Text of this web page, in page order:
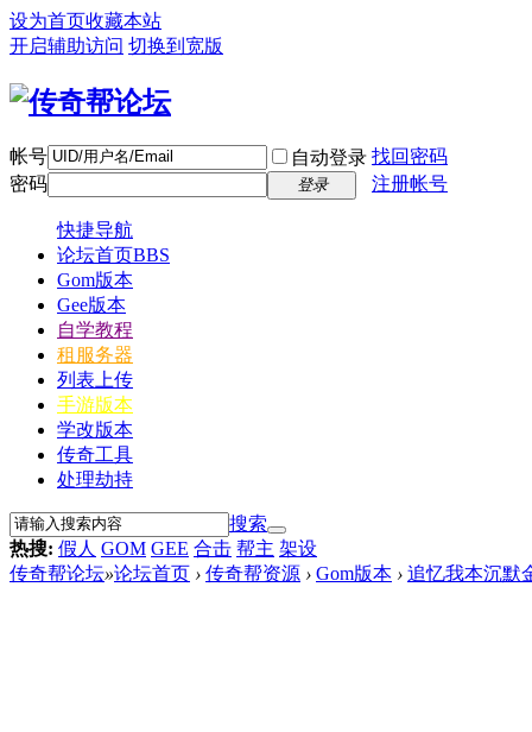
设为首页收藏本站
开启辅助访问 切换到宽版
帐号 自动登录 找回密码
密码
登录 注册帐号
快捷导航
论坛首页BBS
Gom版本
Gee版本
自学教程
租服务器
列表上传
手游版本
学改版本
传奇工具
处理劫持
搜索
热搜: 假人 GOM GEE 合击 帮主 架设
传奇帮论坛»论坛首页 › 传奇帮资源 › Gom版本 › 追忆我本沉默